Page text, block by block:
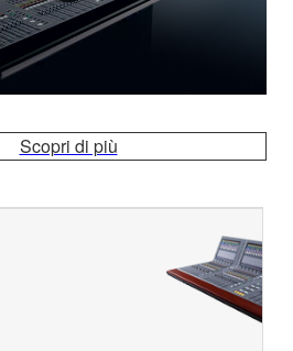
Scopri di più